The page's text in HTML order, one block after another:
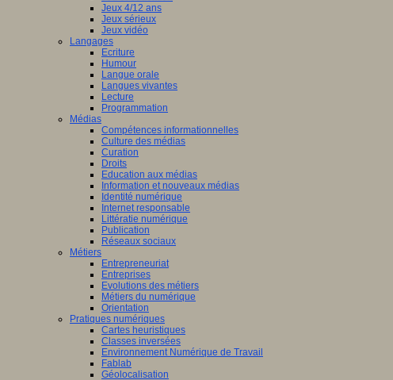
Jeux 4/12 ans
Jeux sérieux
Jeux vidéo
Langages
Ecriture
Humour
Langue orale
Langues vivantes
Lecture
Programmation
Médias
Compétences informationnelles
Culture des médias
Curation
Droits
Education aux médias
Information et nouveaux médias
Identité numérique
Internet responsable
Littératie numérique
Publication
Réseaux sociaux
Métiers
Entrepreneuriat
Entreprises
Evolutions des métiers
Métiers du numérique
Orientation
Pratiques numériques
Cartes heuristiques
Classes inversées
Environnement Numérique de Travail
Fablab
Géolocalisation